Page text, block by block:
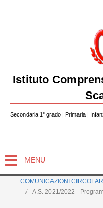
Istituto
Secondaria 1° grado | Primaria |
MENU
COMUNICAZIONI
A.S. 2021/2022 -